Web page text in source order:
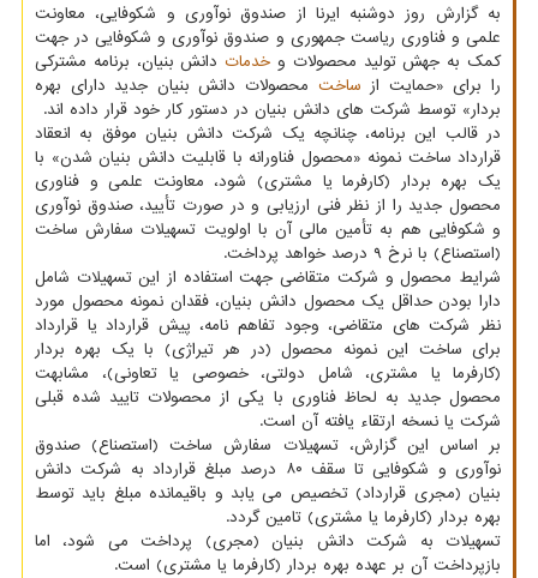
به گزارش روز دوشنبه ایرنا از صندوق نوآوری و شکوفایی، معاونت
علمی و فناوری ریاست جمهوری و صندوق نوآوری و شکوفایی در جهت
کمک به جهش تولید محصولات و خدمات دانش بنیان، برنامه مشترکی
را برای «حمایت از ساخت محصولات دانش بنیان جدید دارای بهره
بردار» توسط شرکت های دانش بنیان در دستور کار خود قرار داده اند.
در قالب این برنامه، چنانچه یک شرکت دانش بنیان موفق به انعقاد
قرارداد ساخت نمونه «محصول فناورانه با قابلیت دانش بنیان شدن» با
یک بهره بردار (کارفرما یا مشتری) شود، معاونت علمی و فناوری
محصول جدید را از نظر فنی ارزیابی و در صورت تأیید، صندوق نوآوری
و شکوفایی هم به تأمین مالی آن با اولویت تسهیلات سفارش ساخت
(استصناع) با نرخ ۹ درصد خواهد پرداخت.
شرایط محصول و شرکت متقاضی جهت استفاده از این تسهیلات شامل
دارا بودن حداقل یک محصول دانش بنیان، فقدان نمونه محصول مورد
نظر شرکت های متقاضی، وجود تفاهم نامه، پیش قرارداد یا قرارداد
برای ساخت این نمونه محصول (در هر تیراژی) با یک بهره بردار
(کارفرما یا مشتری، شامل دولتی، خصوصی یا تعاونی)، مشابهت
محصول جدید به لحاظ فناوری با یکی از محصولات تایید شده قبلی
شرکت یا نسخه ارتقاء یافته آن است.
بر اساس این گزارش، تسهیلات سفارش ساخت (استصناع) صندوق
نوآوری و شکوفایی تا سقف ۸۰ درصد مبلغ قرارداد به شرکت دانش
بنیان (مجری قرارداد) تخصیص می یابد و باقیمانده مبلغ باید توسط
بهره بردار (کارفرما یا مشتری) تامین گردد.
تسهیلات به شرکت دانش بنیان (مجری) پرداخت می شود، اما
بازپرداخت آن بر عهده بهره بردار (کارفرما یا مشتری) است.